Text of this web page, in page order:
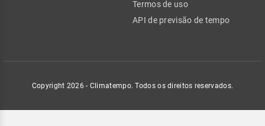
Termos de uso
API de previsão de tempo
Copyright 2026 - Climatempo. Todos os direitos reservados.